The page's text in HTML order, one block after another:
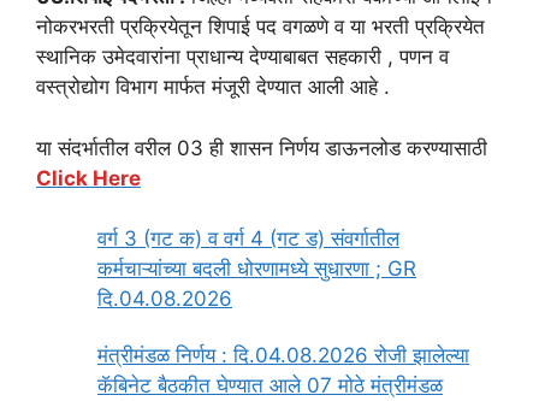
नोकरभरती प्रक्रियेतून शिपाई पद वगळणे व या भरती प्रक्रियेत
स्थानिक उमेदवारांना प्राधान्य देण्याबाबत सहकारी , पणन व
वस्त्रोद्योग विभाग मार्फत मंजूरी देण्यात आली आहे .
या संदर्भातील वरील 03 ही शासन निर्णय डाऊनलोड करण्यासाठी
Click Here
वर्ग 3 (गट क) व वर्ग 4 (गट ड) संवर्गातील
कर्मचाऱ्यांच्या बदली धोरणामध्ये सुधारणा ; GR
दि.04.08.2026
मंत्रीमंडळ निर्णय : दि.04.08.2026 रोजी झालेल्या
कॅबिनेट बैठकीत घेण्यात आले 07 मोठे मंत्रीमंडळ